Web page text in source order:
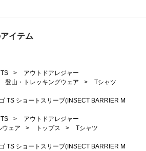
イテム
>
アウトドアレジャー
登山・トレッキングウェア >
Tシャツ
TS ショートスリーブ(INSECT BARRIER M
>
アウトドアレジャー
ウェア > トップス >
Tシャツ
TS ショートスリーブ(INSECT BARRIER M